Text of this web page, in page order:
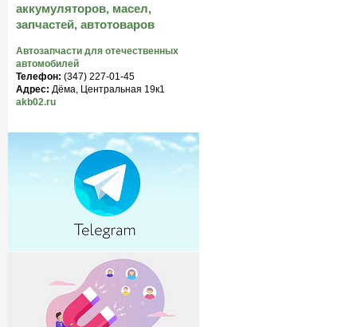
аккумуляторов, масел,
запчастей, автотоваров
Автозапчасти для отечественных
автомобилей
Телефон: (347) 227-01-45
Адрес: Дёма, Центральная 19к1
akb02.ru